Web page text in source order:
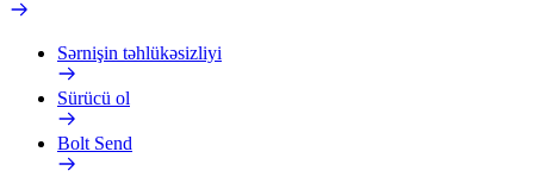
Sərnişin təhlükəsizliyi
Sürücü ol
Bolt Send